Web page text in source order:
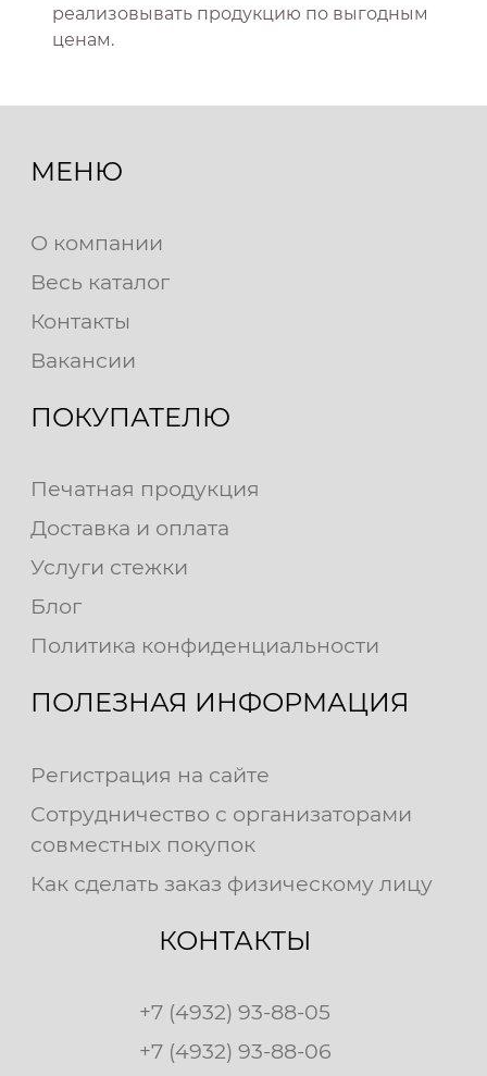
реализовывать продукцию по выгодным
ценам.
МЕНЮ
О компании
Весь каталог
Контакты
Вакансии
ПОКУПАТЕЛЮ
Печатная продукция
Доставка и оплата
Услуги стежки
Блог
Политика конфиденциальности
ПОЛЕЗНАЯ ИНФОРМАЦИЯ
Регистрация на сайте
Сотрудничество с организаторами
совместных покупок
Как сделать заказ физическому лицу
КОНТАКТЫ
+7 (4932) 93-88-05
+7 (4932) 93-88-06